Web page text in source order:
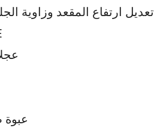
4. تعديل ارتفاع المقعد
6.
9. عبوة